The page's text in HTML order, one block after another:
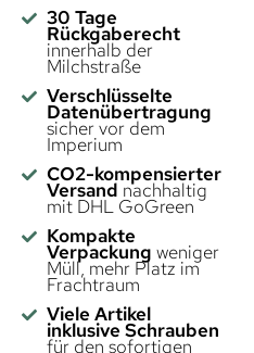
30 Tage
Rückgaberecht
innerhalb der
Milchstraße
Verschlüsselte
Datenübertragung
sicher vor dem
Imperium
CO2-kompensierter
Versand nachhaltig
mit DHL GoGreen
Kompakte
Verpackung weniger
Müll, mehr Platz im
Frachtraum
Viele Artikel
inklusive Schrauben
für den sofortigen